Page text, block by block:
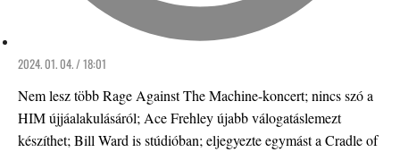
2024. 01. 04. / 18:01
Nem lesz több Rage Against The Machine-koncert; nincs szó a
HIM újjáalakulásáról; Ace Frehley újabb válogatáslemezt
készíthet; Bill Ward is stúdióban; eljegyezte egymást a Cradle of